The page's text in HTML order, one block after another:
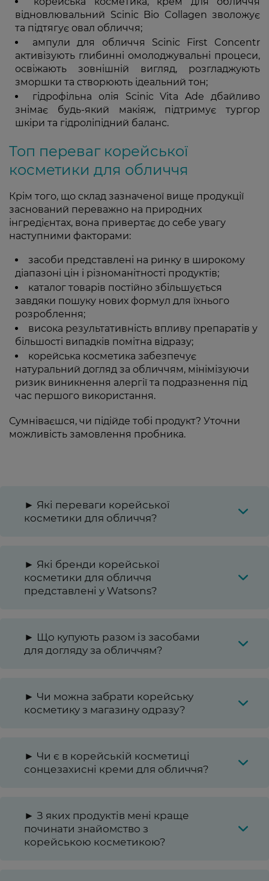
відновлювальний Scinic Bio Collagen зволожує
та підтягує овал обличчя;
ампули для обличчя Scinic First Concentr
активізують глибинні омолоджувальні процеси,
освіжають зовнішній вигляд, розгладжують
зморшки та створюють ідеальний тон;
гідрофільна олія Scinic Vita Ade дбайливо
знімає будь-який макіяж, підтримує тургор
шкіри та гідроліпідний баланс.
Топ переваг корейської
косметики для обличчя
Крім того, що склад зазначеної вище продукції
заснований переважно на природних
інгредієнтах, вона привертає до себе увагу
наступними факторами:
засоби представлені на ринку в широкому
діапазоні цін і різноманітності продуктів;
каталог товарів постійно збільшується
завдяки пошуку нових формул для їхнього
розроблення;
висока результативність впливу препаратів у
більшості випадків помітна відразу;
корейська косметика забезпечує
натуральний догляд за обличчям, мінімізуючи
ризик виникнення алергії та подразнення під
час першого використання.
Сумніваєшся, чи підійде тобі продукт? Уточни
можливість замовлення пробника.
► Які переваги корейської
косметики для обличчя?
► Які бренди корейської
косметики для обличчя
представлені у Watsons?
► Що купують разом із засобами
для догляду за обличчям?
► Чи можна забрати корейську
косметику з магазину одразу?
► Чи є в корейській косметиці
сонцезахисні креми для обличчя?
► З яких продуктів мені краще
починати знайомство з
корейською косметикою?